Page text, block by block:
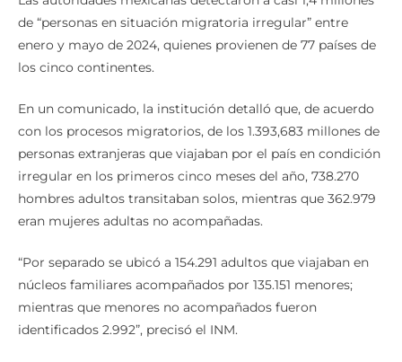
de “personas en situación migratoria irregular” entre
enero y mayo de 2024, quienes provienen de 77 países de
los cinco continentes.
En un comunicado, la institución detalló que, de acuerdo
con los procesos migratorios, de los 1.393,683 millones de
personas extranjeras que viajaban por el país en condición
irregular en los primeros cinco meses del año, 738.270
hombres adultos transitaban solos, mientras que 362.979
eran mujeres adultas no acompañadas.
“Por separado se ubicó a 154.291 adultos que viajaban en
núcleos familiares acompañados por 135.151 menores;
mientras que menores no acompañados fueron
identificados 2.992”, precisó el INM.